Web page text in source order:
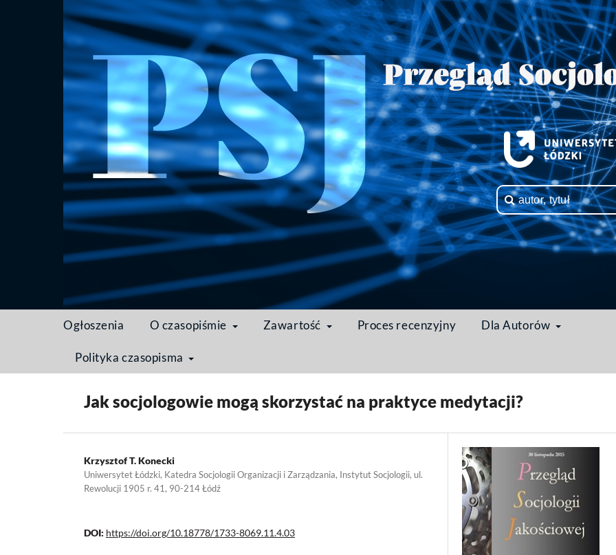
Ogłoszenia O czasopiśmie Zawartość Proces recenzyjny Dla Autorów
Polityka czasopisma
Strona domowa / Archiwum
Jak socjologowie mogą skorzystać na praktyce medytacji?
Krzysztof T. Konecki
Uniwersytet Łódzki, Katedra Socjologii Organizacji i Zarządzania, Instytut Socjologii, ul.
Rewolucji 1905 r. 41, 90-214 Łódź
DOI: https://doi.org/10.18778/1733-8069.11.4.03